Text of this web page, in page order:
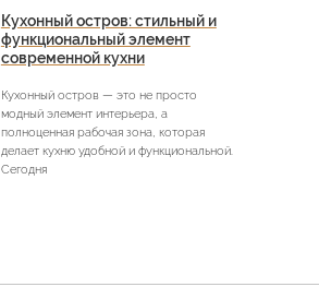
Кухонный остров: стильный и
функциональный элемент
современной кухни
Кухонный остров — это не просто
модный элемент интерьера, а
полноценная рабочая зона, которая
делает кухню удобной и функциональной.
Сегодня